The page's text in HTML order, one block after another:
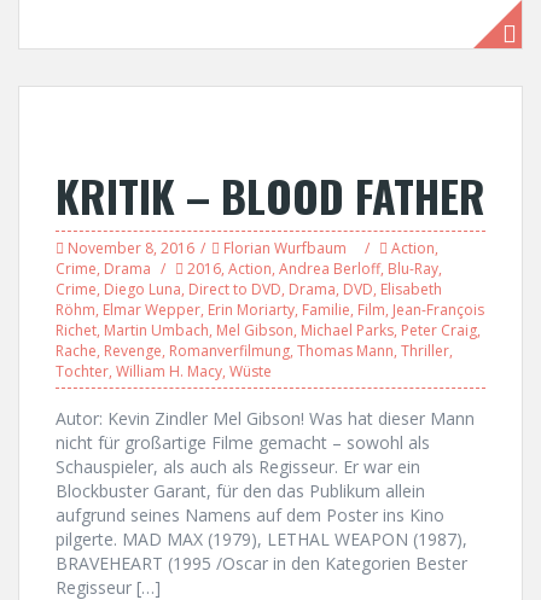
KRITIK – BLOOD FATHER
November 8, 2016 Florian Wurfbaum Action,
Crime, Drama 2016, Action, Andrea Berloff, Blu-Ray,
Crime, Diego Luna, Direct to DVD, Drama, DVD, Elisabeth
Röhm, Elmar Wepper, Erin Moriarty, Familie, Film, Jean-François
Richet, Martin Umbach, Mel Gibson, Michael Parks, Peter Craig,
Rache, Revenge, Romanverfilmung, Thomas Mann, Thriller,
Tochter, William H. Macy, Wüste
Autor: Kevin Zindler Mel Gibson! Was hat dieser Mann
nicht für großartige Filme gemacht – sowohl als
Schauspieler, als auch als Regisseur. Er war ein
Blockbuster Garant, für den das Publikum allein
aufgrund seines Namens auf dem Poster ins Kino
pilgerte. MAD MAX (1979), LETHAL WEAPON (1987),
BRAVEHEART (1995 /Oscar in den Kategorien Bester
Regisseur […]